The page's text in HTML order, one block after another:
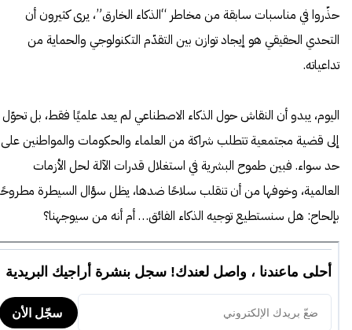
حذّروا في مناسبات سابقة من مخاطر “الذكاء الخارق”، يرى كثيرون أن
التحدي الحقيقي هو إيجاد توازن بين التقدّم التكنولوجي والحماية من
تداعياته.
اليوم، يبدو أن النقاش حول الذكاء الاصطناعي لم يعد علميًا فقط، بل تحوّل
إلى قضية مجتمعية تتطلب شراكة من العلماء والحكومات والمواطنين على
حد سواء. فبين طموح البشرية في استغلال قدرات الآلة لحل الأزمات
العالمية، وخوفها من أن تنقلب سلاحًا ضدها، يظل سؤال السيطرة
بإلحاح: هل سنستطيع توجيه الذكاء الفائق… أم أنه من سيوجهنا؟